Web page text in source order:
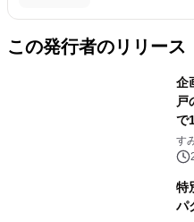
この発行者のリリース
企
で
す
特
パクト ―神奈川